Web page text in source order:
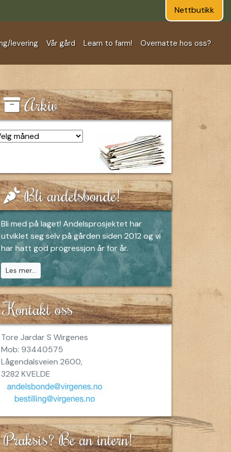
Nettbutikk
levering Vår gård Learn to farm! Overnatte hos oss?
Arkiv
Bli andelsbonde!
Bli med på laget! Andelsprosjektet har
utviklet seg selv på gården siden 2012 og vi
har hatt god progressjon år for år.
Les mer...
Kontakt oss
Tore Jardar S Wirgenes
Mob: 93440575
Lågendalsveien 2600,
3282 KVELDE
Praksis? Be an intern!